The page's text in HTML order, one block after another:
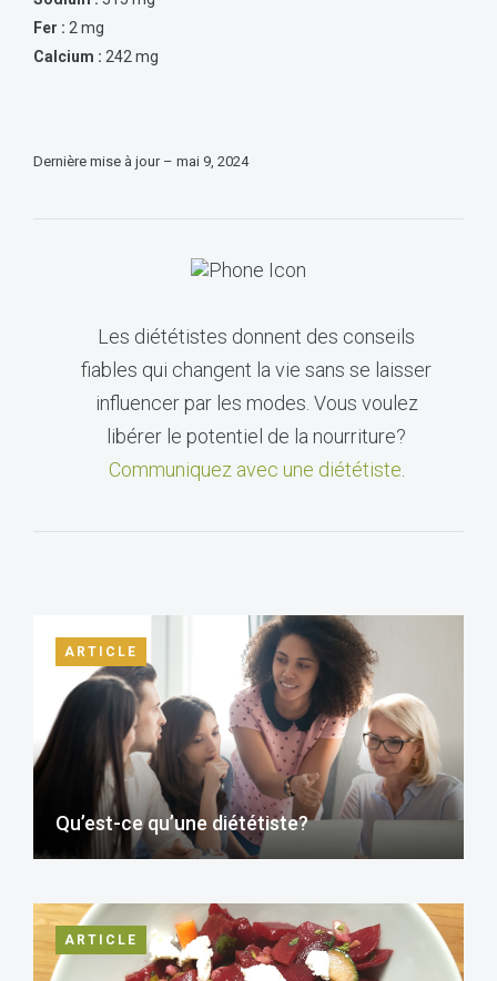
Fer : 2 mg
Calcium : 242 mg
Dernière mise à jour – mai 9, 2024
Les diététistes donnent des conseils
fiables qui changent la vie sans se laisser
influencer par les modes. Vous voulez
libérer le potentiel de la nourriture?
Communiquez avec une diététiste
ARTICLE
Qu’est-ce qu’une diététiste?
ARTICLE